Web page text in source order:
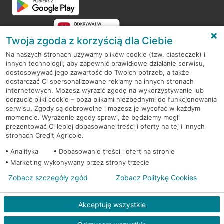
RODO
Regulamin serwisu
Mapa serwisu
PolitykaCookies
© 2026 Credit Agricole Bank Polska S.A. Wszelkie prawa zastrzeżone
Twoja zgoda z korzyścią dla Ciebie
Na naszych stronach używamy plików cookie (tzw. ciasteczek) i
innych technologii, aby zapewnić prawidłowe działanie serwisu,
dostosowywać jego zawartość do Twoich potrzeb, a także
dostarczać Ci spersonalizowane reklamy na innych stronach
internetowych. Możesz wyrazić zgodę na wykorzystywanie lub
odrzucić pliki cookie – poza plikami niezbędnymi do funkcjonowania
serwisu. Zgody są dobrowolne i możesz je wycofać w każdym
momencie. Wyrażenie zgody sprawi, że będziemy mogli
prezentować Ci lepiej dopasowane treści i oferty na tej i innych
stronach Credit Agricole.
Analityka
Dopasowanie treści i ofert na stronie
Marketing wykonywany przez strony trzecie
Akceptuję wszystkie
Zobacz szczegóły zgód Zobacz Politykę Cookies